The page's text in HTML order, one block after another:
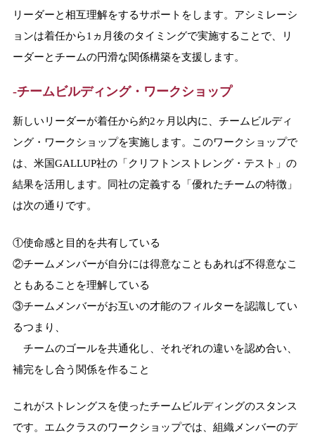
リーダーと相互理解をするサポートをします。アシミレーシ
ョンは着任から1ヵ月後のタイミングで実施することで、リ
ーダーとチームの円滑な関係構築を支援します。
-チームビルディング・ワークショップ
新しいリーダーが着任から約2ヶ月以内に、チームビルディ
ング・ワークショップを実施します。このワークショップで
は、米国GALLUP社の「クリフトンストレング・テスト」の
結果を活用します。同社の定義する「優れたチームの特徴」
は次の通りです。
①使命感と目的を共有している
②チームメンバーが自分には得意なこともあれば不得意なこ
ともあることを理解している
③チームメンバーがお互いの才能のフィルターを認識してい
るつまり、
チームのゴールを共通化し、それぞれの違いを認め合い、
補完をし合う関係を作ること
これがストレングスを使ったチームビルディングのスタンス
です。エムクラスのワークショップでは、組織メンバーのデ